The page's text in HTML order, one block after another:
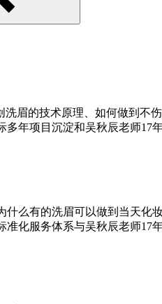
眉的技术原理、如何做到不
年项目沉淀和吴秋辰老师17
么有的洗眉可以做到当天化
化服务体系与吴秋辰老师17